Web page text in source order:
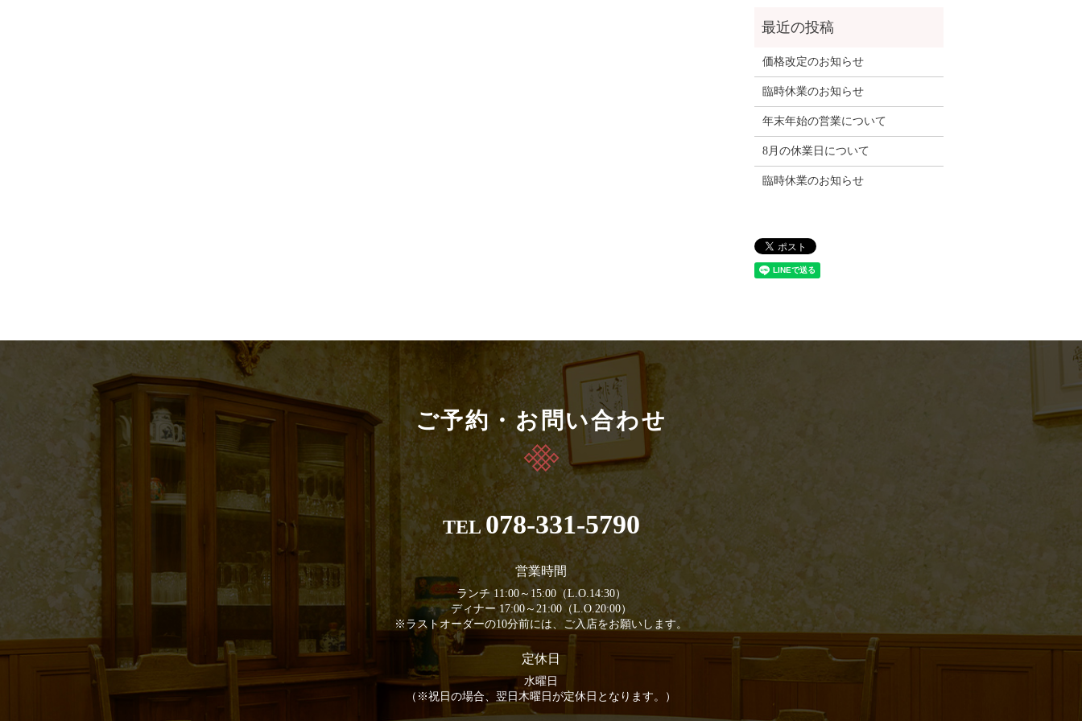
価格改定のお知らせ
臨時休業のお知らせ
年末年始の営業について
8月の休業日について
臨時休業のお知らせ
ご予約・お問い合わせ
TEL078-331-5790
営業時間
ランチ 11:00～15:00（L.O.14:30）
ディナー 17:00～21:00（L.O.20:00）
※ラストオーダーの10分前には、ご入店をお願いします。
定休日
水曜日
（※祝日の場合、翌日木曜日が定休日となります。）